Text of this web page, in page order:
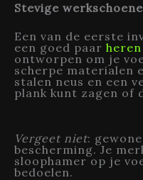
Stevige
Een van de eerste
een goed paar
ontworpen om je
scherpe materialen
stalen neus en een
plank kunt zagen of
Vergeet niet:
bescherming. Je
sloophamer op je
bedoelen.